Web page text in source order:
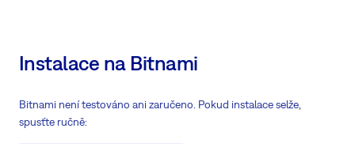
Instalace na Bitnami
Bitnami není testováno ani zaručeno. Pokud instalace selže,
spusťte ručně: